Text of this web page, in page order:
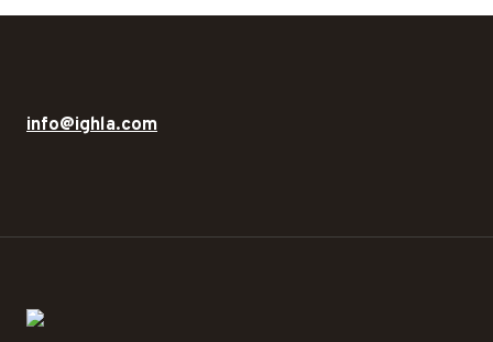
info@ighla.com